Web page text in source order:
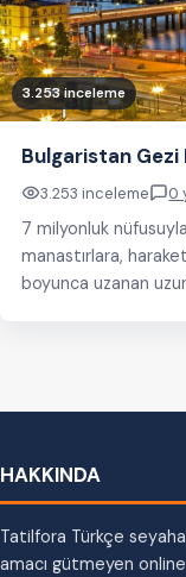
3.253 inceleme
Bulgaristan Gezi
3.253 inceleme 0
7 milyonluk
manastırlara,
boyunca uzanan
HAKKINDA
Tatilfora Türkçe
amacı gütmeyen